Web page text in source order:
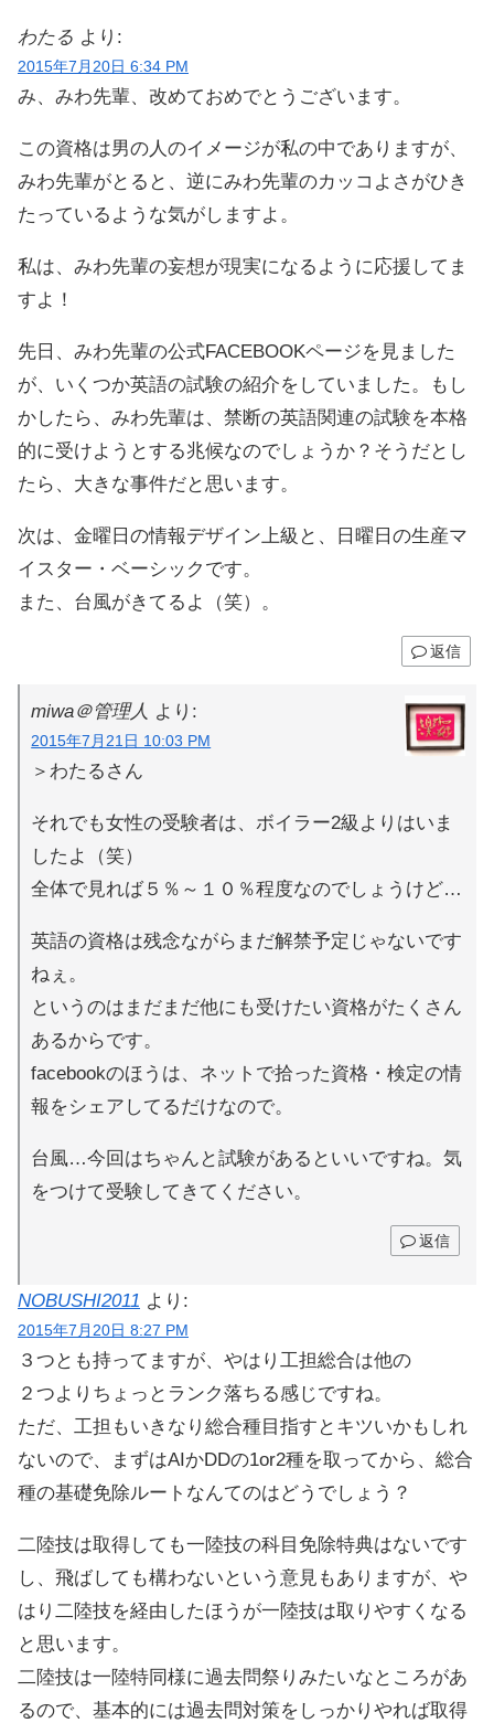
わたる より:
2015年7月20日 6:34 PM
み、みわ先輩、改めておめでとうございます。
この資格は男の人のイメージが私の中でありますが、
みわ先輩がとると、逆にみわ先輩のカッコよさがひき
たっているような気がしますよ。
私は、みわ先輩の妄想が現実になるように応援してま
すよ！
先日、みわ先輩の公式FACEBOOKページを見ました
が、いくつか英語の試験の紹介をしていました。もし
かしたら、みわ先輩は、禁断の英語関連の試験を本格
的に受けようとする兆候なのでしょうか？そうだとし
たら、大きな事件だと思います。
次は、金曜日の情報デザイン上級と、日曜日の生産マ
イスター・ベーシックです。
また、台風がきてるよ（笑）。
返信
miwa＠管理人 より:
2015年7月21日 10:03 PM
＞わたるさん
それでも女性の受験者は、ボイラー2級よりはいま
したよ（笑）
全体で見れば５％～１０％程度なのでしょうけど…
英語の資格は残念ながらまだ解禁予定じゃないです
ねぇ。
というのはまだまだ他にも受けたい資格がたくさん
あるからです。
facebookのほうは、ネットで拾った資格・検定の情
報をシェアしてるだけなので。
台風…今回はちゃんと試験があるといいですね。気
をつけて受験してきてください。
返信
NOBUSHI2011 より:
2015年7月20日 8:27 PM
３つとも持ってますが、やはり工担総合は他の
２つよりちょっとランク落ちる感じですね。
ただ、工担もいきなり総合種目指すとキツいかもしれ
ないので、まずはAIかDDの1or2種を取ってから、総合
種の基礎免除ルートなんてのはどうでしょう？
二陸技は取得しても一陸技の科目免除特典はないです
し、飛ばしても構わないという意見もありますが、や
はり二陸技を経由したほうが一陸技は取りやすくなる
と思います。
二陸技は一陸特同様に過去問祭りみたいなところがあ
るので、基本的には過去問対策をしっかりやれば取得